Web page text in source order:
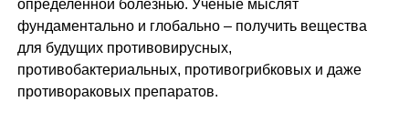
определенной болезнью. Ученые мыслят
фундаментально и глобально – получить вещества
для будущих противовирусных,
противобактериальных, противогрибковых и даже
противораковых препаратов.